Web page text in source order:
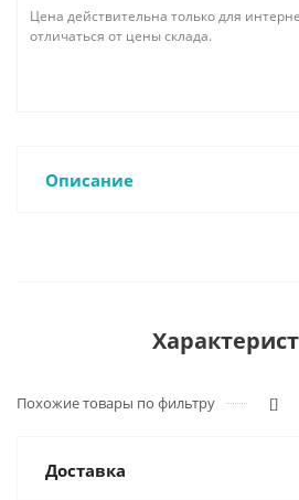
Цена действительна только для
отличаться от цены склада.
Описание
Похожие товары по фильтру []
Доставка